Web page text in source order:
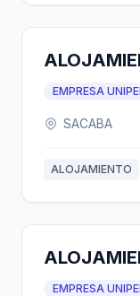
EMPRESA
SACABA
ALOJAMIENTO
EMPRESA